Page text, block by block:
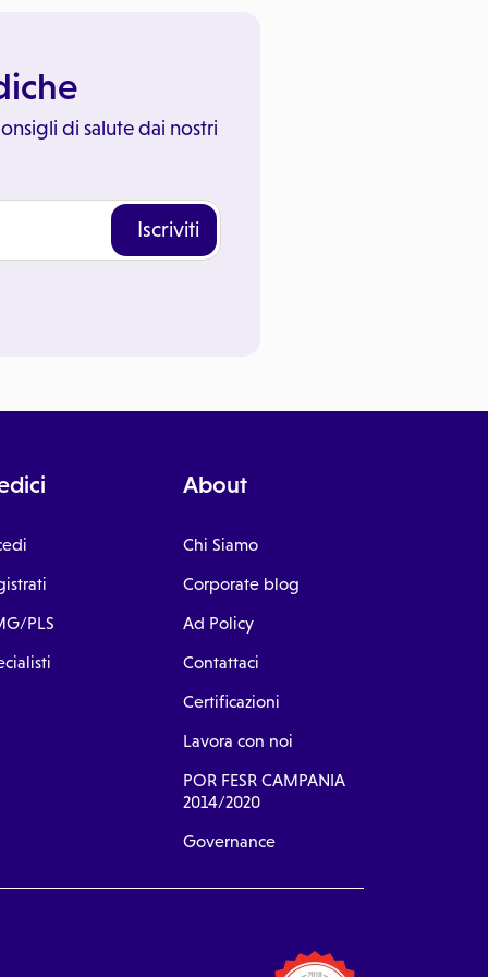
di salute dai nostri
Iscriviti
PLS
About
Chi Siamo
Corporate blog
Ad Policy
Contattaci
Certificazioni
Lavora con noi
POR FESR CAMPANIA
2014/2020
Governance